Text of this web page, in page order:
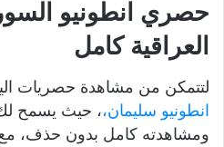
حصري انطونيو
العراقية كامل
لتتمكن من مشاهدة حصريات
انطونيو سليمان،، حيث يسمح لك
ومشاهدته كامل بدون حذف،